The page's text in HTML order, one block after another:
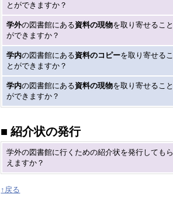
とができますか？
学外の図書館にある資料の現物を取り寄せること
ができますか？
学内の図書館にある資料のコピーを取り寄せるこ
とができますか？
学内の図書館にある資料の現物を取り寄せること
ができますか？
■ 紹介状の発行
学外の図書館に行くための紹介状を発行してもら
えますか？
↑戻る